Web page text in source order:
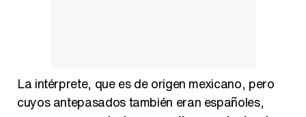
La intérprete, que es de origen mexicano, pero
cuyos antepasados también eran españoles,